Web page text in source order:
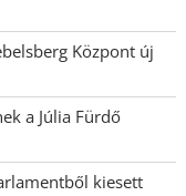
Központ új
a Júlia Fürdő
kiesett